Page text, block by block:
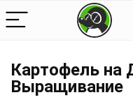
Картофель на
Выращивание